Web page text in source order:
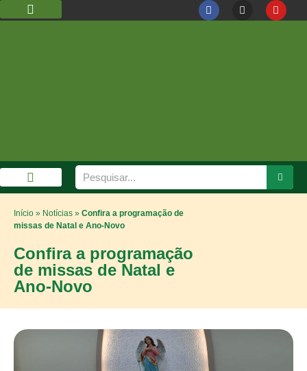
Início » Notícias » Confira a programação de
missas de Natal e Ano-Novo
Confira a programação
de missas de Natal e
Ano-Novo